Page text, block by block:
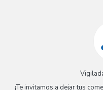
¡Te invitamos a dejar tus